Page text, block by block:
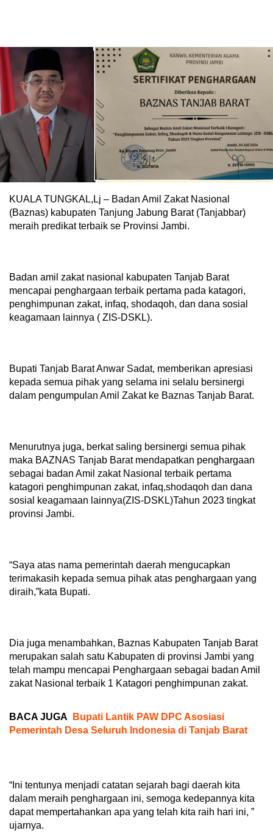
KUALA TUNGKAL,Lj – Badan Amil Zakat Nasional
(Baznas) kabupaten Tanjung Jabung Barat (Tanjabbar)
meraih predikat terbaik se Provinsi Jambi.
Badan amil zakat nasional kabupaten Tanjab Barat
mencapai penghargaan terbaik pertama pada katagori,
penghimpunan zakat, infaq, shodaqoh, dan dana sosial
keagamaan lainnya ( ZIS-DSKL).
Bupati Tanjab Barat Anwar Sadat, memberikan apresiasi
kepada semua pihak yang selama ini selalu bersinergi
dalam pengumpulan Amil Zakat ke Baznas Tanjab Barat.
Menurutnya juga, berkat saling bersinergi semua pihak
maka BAZNAS Tanjab Barat mendapatkan penghargaan
sebagai badan Amil zakat Nasional terbaik pertama
katagori penghimpunan zakat, infaq,shodaqoh dan dana
sosial keagamaan lainnya(ZIS-DSKL)Tahun 2023 tingkat
provinsi Jambi.
“Saya atas nama pemerintah daerah mengucapkan
terimakasih kepada semua pihak atas penghargaan yang
diraih,”kata Bupati.
Dia juga menambahkan, Baznas Kabupaten Tanjab Barat
merupakan salah satu Kabupaten di provinsi Jambi yang
telah mampu mencapai Penghargaan sebagai badan Amil
zakat Nasional terbaik 1 Katagori penghimpunan zakat.
BACA JUGA
Bupati Lantik PAW DPC Asosiasi
Pemerintah Desa Seluruh Indonesia di Tanjab Barat
“Ini tentunya menjadi catatan sejarah bagi daerah kita
dalam meraih penghargaan ini, semoga kedepannya kita
dapat mempertahankan apa yang telah kita raih hari ini, ”
ujarnya.